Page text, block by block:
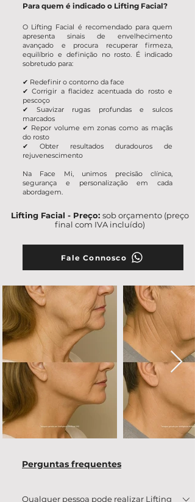
Para quem é indicado o Lifting Facial?
O Lifting Facial é recomendado para quem
apresenta sinais de envelhecimento
avançado e procura recuperar firmeza,
equilíbrio e definição no rosto. É indicado
sobretudo para:
✔ Redefinir o contorno da face
✔ Corrigir a flacidez acentuada do rosto e
pescoço
✔ Suavizar rugas profundas e sulcos
marcados
✔ Repor volume em zonas como as maçãs
do rosto
✔ Obter resultados duradouros de
rejuvenescimento
Na Face Mi, unimos precisão clínica,
segurança e personalização em cada
abordagem.
Lifting Facial - Preço: sob orçamento (preço
final com IVA incluído)
Fale Connosco
Perguntas frequentes
Qualquer pessoa pode realizar Lifting